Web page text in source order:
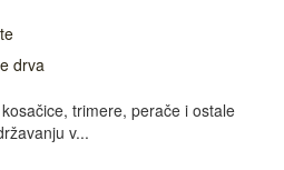
drva
trimere, perače i ostale
v...